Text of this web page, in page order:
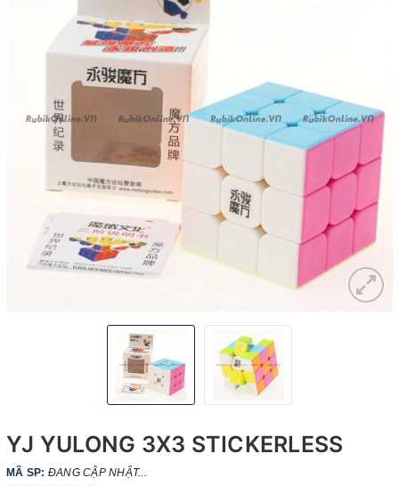
YJ YULONG 3X3 STICKERLESS
MÃ SP: ĐANG CẬP NHẬT...